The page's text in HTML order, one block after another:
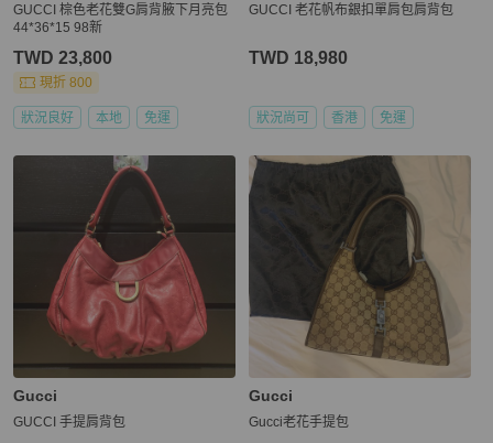
GUCCI 棕色老花雙G肩背腋下月亮包
44*36*15 98新
TWD 23,800
現折 800
狀況良好 本地 免運
GUCCI 老花帆布銀扣單肩包肩背包
TWD 18,980
狀況尚可 香港 免運
Gucci
GUCCI 手提肩背包
Gucci
Gucci老花手提包